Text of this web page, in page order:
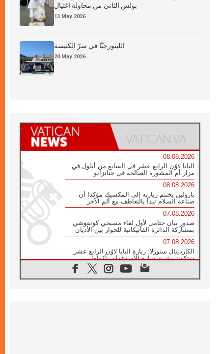
بولس الثاني من محاولة اغتيال
13 May 2026
الليتورجيَّا في سرّ الكنيسة
20 May 2026
08.08.2026
البابا لاوُن الرابع عشر في السابع من أيلول في
مزار أم المشورة الصالحة في جناتزانو
08.08.2026
بارولين يختتم زيارته إلى المكسيك مؤكدا أن
صناعة السلام تبدأ بالتعاطف مع ألم الآخر
07.08.2026
صدور بيان ختامي لأول لقاء مسيحي كونفوشي
بمشاركة الدائرة الفاتيكانية للحوار بين الأديان
07.08.2026
الكاردينال ستورلا: زيارة البابا لاوُن الرابع عشر
ستكون بشرى سارة للأوروغواي بأكملها
الفاتيكان يعلن برنامج الزيارة الرسولية للبابا لاوُن